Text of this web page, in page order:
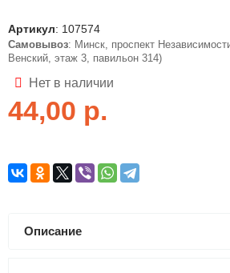
Артикул: 107574
Самовывоз: Минск, проспект
Венский, этаж 3, павильон 314)
Нет в наличии
44,00 р.
Описание